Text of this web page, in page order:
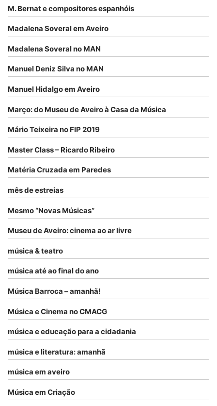
M. Bernat e compositores espanhóis
Madalena Soveral em Aveiro
Madalena Soveral no MAN
Manuel Deniz Silva no MAN
Manuel Hidalgo em Aveiro
Março: do Museu de Aveiro à Casa da Música
Mário Teixeira no FIP 2019
Master Class – Ricardo Ribeiro
Matéria Cruzada em Paredes
mês de estreias
Mesmo “Novas Músicas”
Museu de Aveiro: cinema ao ar livre
música & teatro
música até ao final do ano
Música Barroca – amanhã!
Música e Cinema no CMACG
música e educação para a cidadania
música e literatura: amanhã
música em aveiro
Música em Criação